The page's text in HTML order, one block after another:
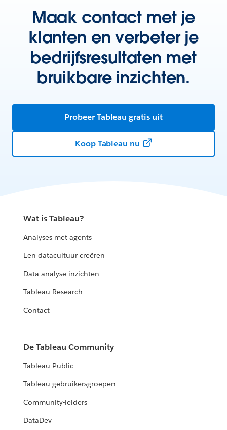
Maak contact met je
klanten en verbeter je
bedrijfsresultaten met
bruikbare inzichten.
Probeer Tableau gratis uit
Koop Tableau nu
Wat is Tableau?
Analyses met agents
Een datacultuur creëren
Data-analyse-inzichten
Tableau Research
Contact
De Tableau Community
Tableau Public
Tableau-gebruikersgroepen
Community-leiders
DataDev